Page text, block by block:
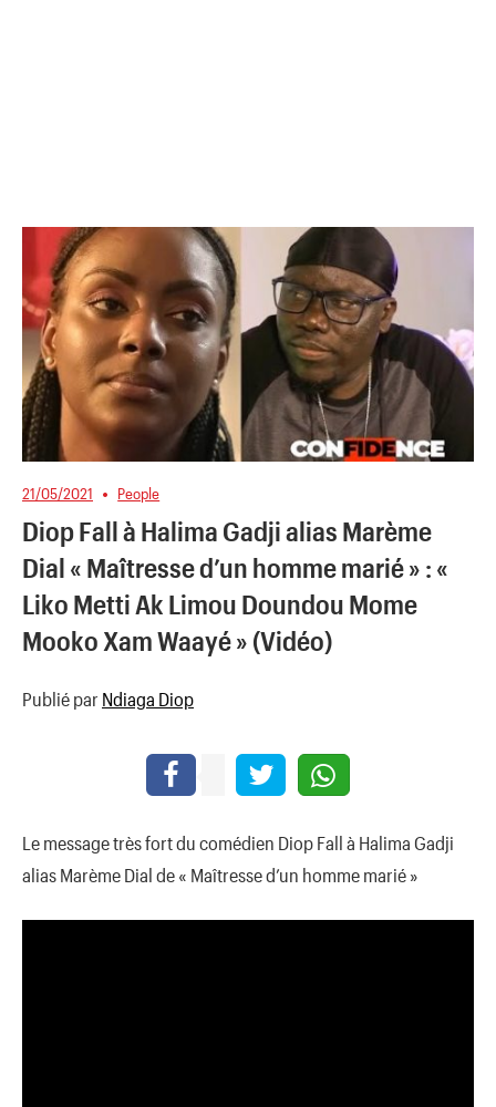
21/05/2021 People
Diop Fall à Halima Gadji alias Marème
Dial « Maîtresse d’un homme marié » : «
Liko Metti Ak Limou Doundou Mome
Mooko Xam Waayé » (Vidéo)
Publié par Ndiaga Diop
Le message très fort du comédien Diop Fall à Halima Gadji
alias Marème Dial de « Maîtresse d’un homme marié »